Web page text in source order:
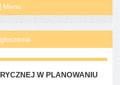
Menu
W PLANOWANIU